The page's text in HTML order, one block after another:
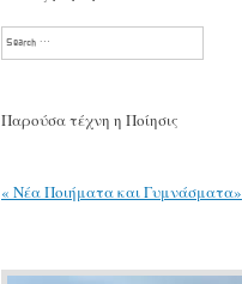
Search
Παρούσα τέχνη η Ποίησις
« Νέα Ποιήματα και Γυμνάσματα»